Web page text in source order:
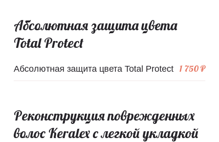
Абсолютная защита цвета
Total Protect
Абсолютная защита цвета Total Protect 1 750 ₽
Реконструкция поврежденных
волос Keralex с легкой укладкой